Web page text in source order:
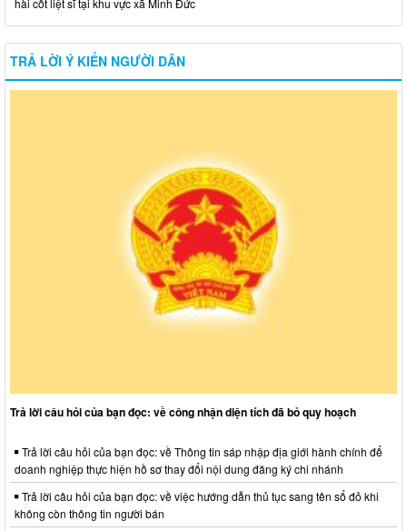
hài cốt liệt sĩ tại khu vực xã Minh Đức
TRẢ LỜI Ý KIẾN NGƯỜI DÂN
Trả lời câu hỏi của bạn đọc: về công nhận diện tích đã bỏ quy hoạch
Trả lời câu hỏi của bạn đọc: về Thông tin sáp nhập địa giới hành chính để
doanh nghiệp thực hiện hồ sơ thay đổi nội dung đăng ký chi nhánh
Trả lời câu hỏi của bạn đọc: về việc hướng dẫn thủ tục sang tên sổ đỏ khi
không còn thông tin người bán